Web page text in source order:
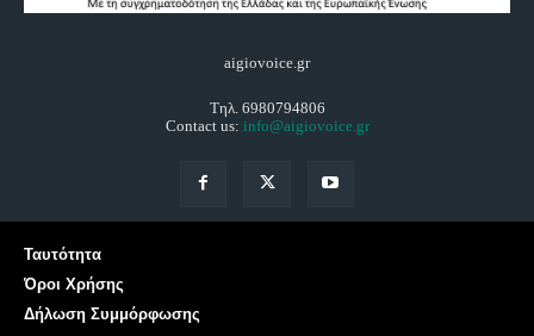
aigiovoice.gr
Τηλ. 6980794806
Contact us: info@aigiovoice.gr
Ταυτότητα
Όροι Χρήσης
Δήλωση Συμμόρφωσης